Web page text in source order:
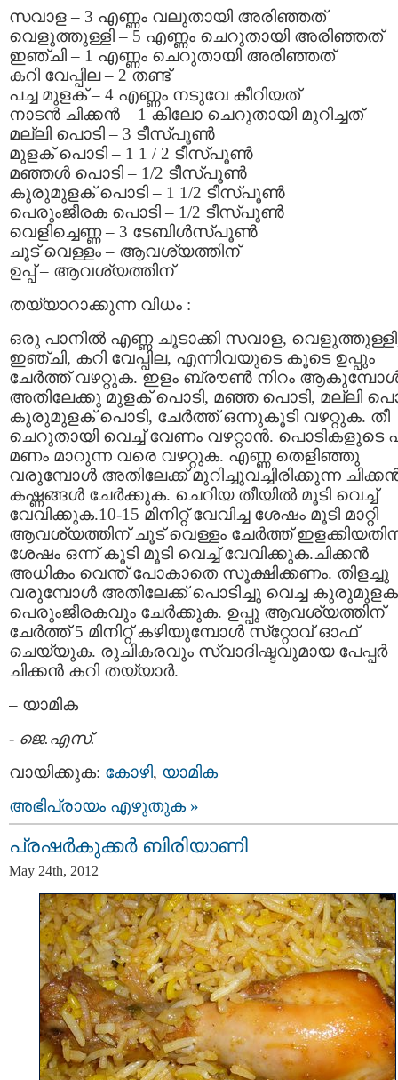
സവാള – 3 എണ്ണം വലുതായി അരിഞ്ഞത്
വെളുത്തുള്ളി – 5 എണ്ണം ചെറുതായി അരിഞ്ഞത്
ഇഞ്ചി – 1 എണ്ണം ചെറുതായി അരിഞ്ഞത്
കറി വേപ്പില – 2 തണ്ട്
പച്ച മുളക് – 4 എണ്ണം നടുവേ കീറിയത്
നാടൻ ചിക്കൻ – 1 കിലോ ചെറുതായി മുറിച്ചത്
മല്ലി പൊടി – 3 ടീസ്പൂൺ
മുളക് പൊടി – 1 1 / 2 ടീസ്പൂൺ
മഞ്ഞൾ പൊടി – 1/2 ടീസ്പൂൺ
കുരുമുളക് പൊടി – 1 1/2 ടീസ്പൂൺ
പെരുംജീരക പൊടി – 1/2 ടീസ്പൂൺ
വെളിച്ചെണ്ണ – 3 ടേബിൾസ്പൂൺ
ചൂട് വെള്ളം – ആവശ്യത്തിന്
ഉപ്പ് – ആവശ്യത്തിന്
തയ്യാറാക്കുന്ന വിധം :
ഒരു പാനിൽ എണ്ണ ചൂടാക്കി സവാള,
ഇഞ്ചി, കറി വേപ്പില, എന്നിവയുടെ കൂടെ ഉപ്പും
ചേർത്ത് വഴറ്റുക. ഇളം ബ്രൗൺ നിറം
അതിലേക്കു മുളക് പൊടി, മഞ്ഞ പൊടി, മല്ലി
കുരുമുളക് പൊടി, ചേർത്ത് ഒന്നുകൂടി വഴറ്റുക. തീ
ചെറുതായി വെച്ച് വേണം വഴറ്റാൻ. പൊടികളുടെ
മണം മാറുന്ന വരെ വഴറ്റുക. എണ്ണ തെളിഞ്ഞു
വരുമ്പോൾ അതിലേക്ക് മുറിച്ചുവച്ചിരിക്കുന്ന
കഷ്ണങ്ങൾ ചേർക്കുക. ചെറിയ തീയിൽ മൂടി വെച്ച്
വേവിക്കുക.10-15 മിനിറ്റ് വേവിച്ച ശേഷം മൂടി മാറ്റി
ആവശ്യത്തിന് ചൂട് വെള്ളം ചേർത്ത്
ശേഷം ഒന്ന് കൂടി മൂടി വെച്ച് വേവിക്കുക.ചിക്കൻ
അധികം വെന്ത് പോകാതെ സൂക്ഷിക്കണം. തിളച്ചു
വരുമ്പോൾ അതിലേക്ക് പൊടിച്ചു വെച്ച
പെരുംജീരകവും ചേർക്കുക. ഉപ്പു ആവശ്യത്തിന്
ചേർത്ത് 5 മിനിറ്റ് കഴിയുമ്പോൾ സ്‌റ്റോവ് ഓഫ്
ചെയ്യുക. രുചികരവും സ്വാദിഷ്ടവുമായ പേപ്പർ
ചിക്കൻ കറി തയ്യാർ.
– യാമിക
- ജെ.എസ്.
വായിക്കുക: കോഴി, യാമിക
അഭിപ്രായം എഴുതുക »
പ്രഷര്‍കുക്കര്‍ ബിരിയാണി
May 24th, 2012